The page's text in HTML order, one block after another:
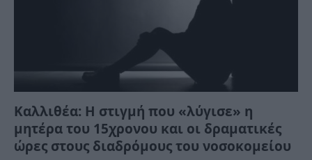
Καλλιθέα: Η στιγμή που «λύγισε» η
μητέρα του 15χρονου και οι δραματικές
ώρες στους διαδρόμους του νοσοκομείου